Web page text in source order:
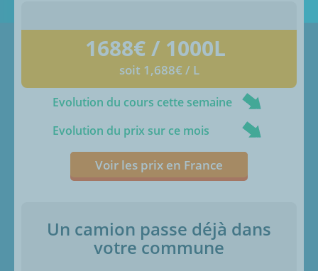
1688€ / 1000L
soit 1,688€ / L
Evolution du cours cette semaine
Evolution du prix sur ce mois
Voir les prix en France
Un camion passe déjà dans
votre commune